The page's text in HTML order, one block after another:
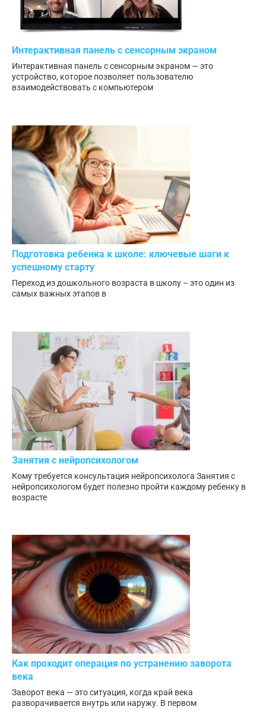
Интерактивная панель с сенсорным экраном
Интерактивная панель с сенсорным экраном — это
устройство, которое позволяет пользователю
взаимодействовать с компьютером
Подготовка ребенка к школе: ключевые шаги к
успешному старту
Переход из дошкольного возраста в школу – это один из
самых важных этапов в
Занятия с нейропсихологом
Кому требуется консультация нейропсихолога Занятия с
нейропсихологом будет полезно пройти каждому ребенку в
возрасте
Как проходит операция по устранению заворота
века
Заворот века — это ситуация, когда край века
разворачивается внутрь или наружу. В первом